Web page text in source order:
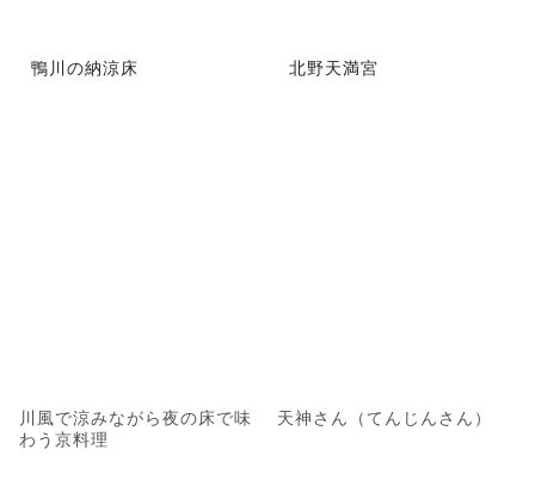
鴨川の納涼床
川風で涼みながら夜の床で味
わう京料理
北野天満宮
天神さん（てんじんさん）